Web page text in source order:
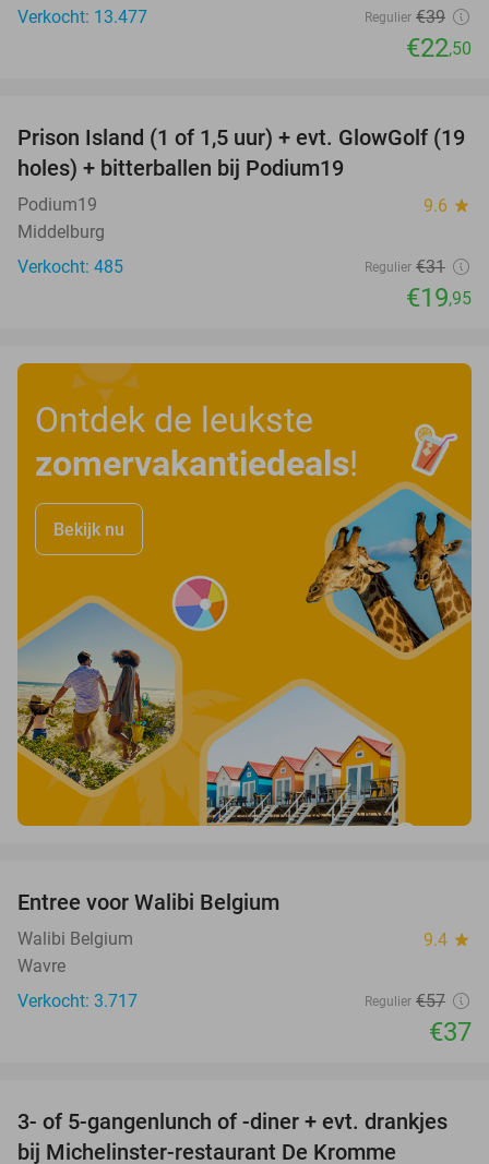
Verkocht: 13.477
Regulier €39
€22,50
36%
Prison Island (1 of 1,5 uur) + evt. GlowGolf (19
holes) + bitterballen bij Podium19
Podium19 9.6 star
Middelburg
Verkocht: 485
Regulier €31
€19,95
Ontdek de leukste
zomervakantiedeals!
Bekijk nu
Entree voor Walibi Belgium
Walibi Belgium 9.4 star
Wavre
Verkocht: 3.717
Regulier €57
€37
16%
3- of 5-gangenlunch of -diner + evt. drankjes
bij Michelinster-restaurant De Kromme